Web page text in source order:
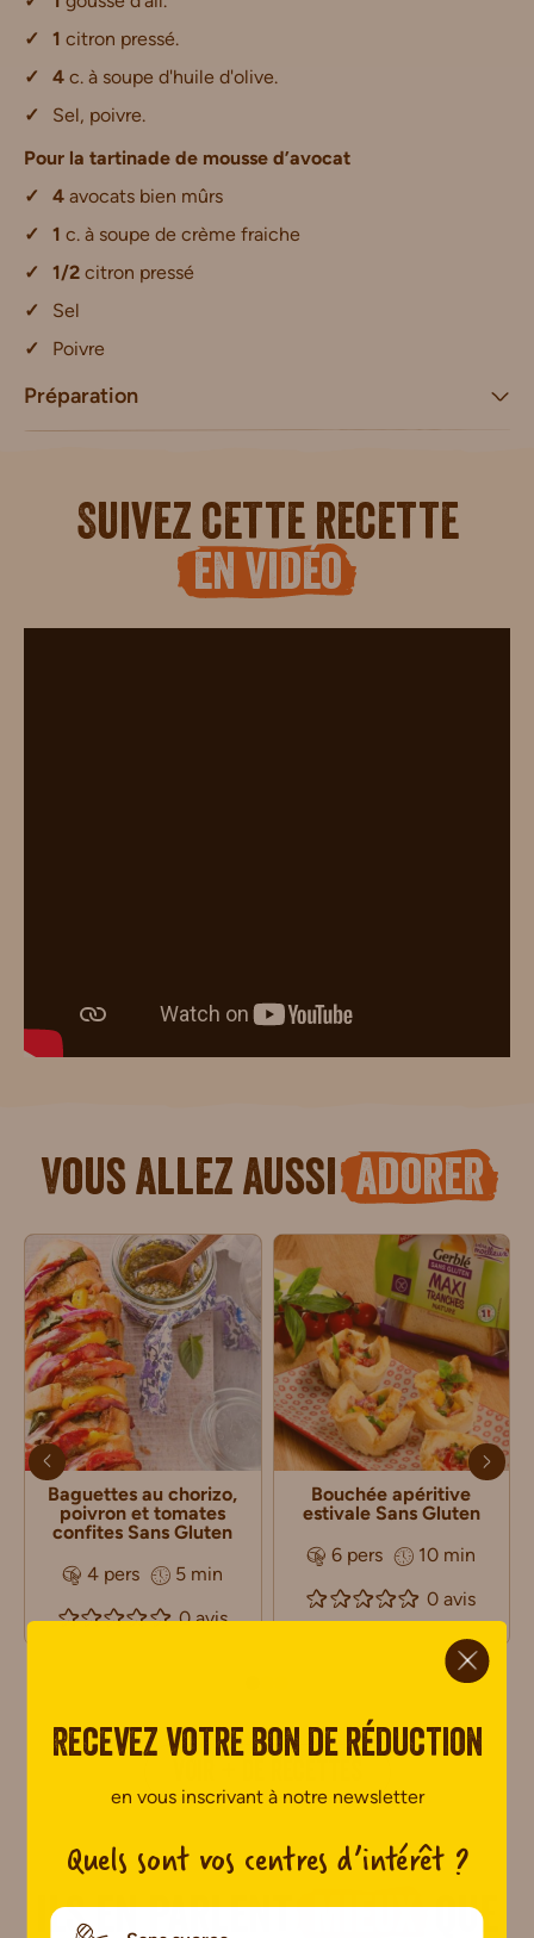
1 citron pressé.
4 c. à soupe d'huile d'olive.
Sel, poivre.
Pour la tartinade de mousse d’avocat
4 avocats bien mûrs
1 c. à soupe de crème fraiche
1/2 citron pressé
Sel
Poivre
Préparation
Suivez cette recette
en vidéo
Vous allez aussiadorer
Baguettes au chorizo,
poivron et tomates
confites Sans Gluten
4 pers
5 min
0 avis
Bouchée apéritive
estivale Sans Gluten
6 pers
10 min
0 avis
Ils en parlentmieuxque
Recevez votre bon de réduction
en vous inscrivant à notre newsletter
Quels sont vos centres d’intérêt ?